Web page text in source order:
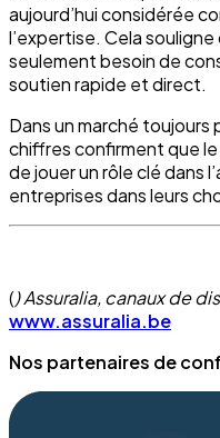
aujourd’hui considérée
l’expertise. Cela
seulement besoin de
soutien rapide et direct.
Dans un marché
chiffres confirment que
de jouer un rôle clé dans
entreprises dans leurs
() Assuralia, canaux de
www.assuralia.be
Nos partenaires de